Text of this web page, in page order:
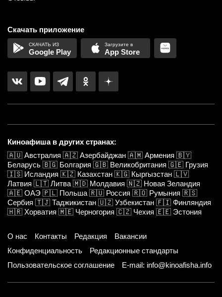
Скачать приложение
Google Play App Store
Киноафиша в других странах:
🇦🇺 Австралия 🇦🇿 Азербайджан 🇦🇲 Армения 🇧🇾
Беларусь 🇧🇬 Болгария 🇬🇧 Великобритания 🇬🇪 Грузия
🇮🇸 Исландия 🇰🇿 Казахстан 🇰🇬 Кыргызстан 🇱🇻
Латвия 🇱🇹 Литва 🇲🇩 Молдавия 🇳🇿 Новая Зеландия
🇦🇪 ОАЭ 🇵🇱 Польша 🇷🇺 Россия 🇷🇴 Румыния 🇷🇸
Сербия 🇹🇯 Таджикистан 🇺🇿 Узбекистан 🇫🇮 Финляндия
🇭🇷 Хорватия 🇲🇪 Черногория 🇨🇿 Чехия 🇪🇪 Эстония
О нас Контакты Редакция
Вакансии
Конфиденциальность
Редакционные стандарты
Пользовательское соглашение
E-mail: info@kinoafisha.info